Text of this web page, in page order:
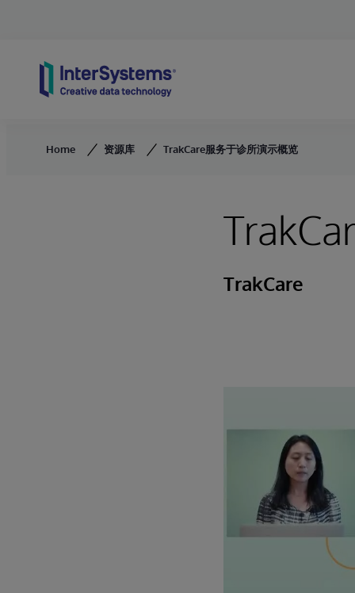
Home 资源库 TrakCare服务于诊所演示概览
TrakCare